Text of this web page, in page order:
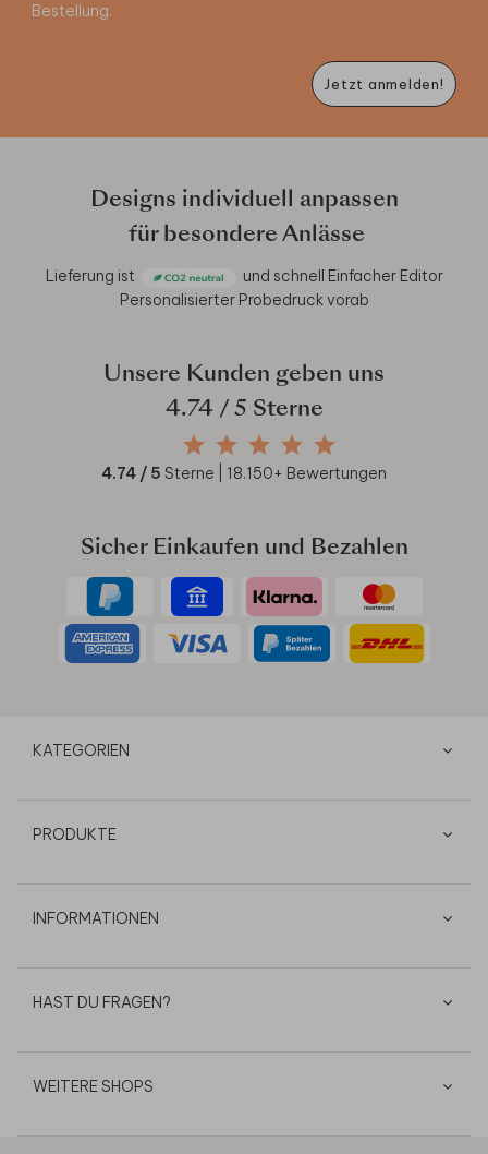
Bestellung.
Jetzt anmelden!
Designs individuell anpassen
für besondere Anlässe
Lieferung ist und schnell Einfacher Editor
Personalisierter Probedruck vorab
Unsere Kunden geben uns
4.74/ 5 Sterne
4.74 / 5 Sterne | 18.150+ Bewertungen
Sicher Einkaufen und Bezahlen
KATEGORIEN
PRODUKTE
INFORMATIONEN
HAST DU FRAGEN?
WEITERE SHOPS